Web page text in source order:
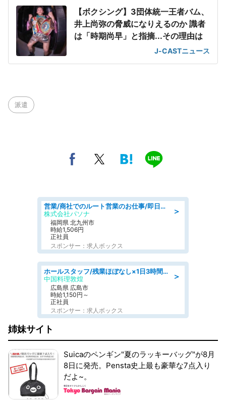
【ボクシング】3団体統一王者バム、
井上尚弥の脅威になりえるのか 識者
は「時期尚早」と指摘...その理由は
J-CASTニュース
派遣
＞
営業/商社でのルート営業のお仕事/即日勤務可/車通勤可/営業
株式会社パソナ
福岡県 北九州市
時給1,506円
正社員
スポンサー：求人ボックス
＞
ホールスタッフ/残業ほぼなし×1日3時間〜勤務OK!フォロー体制も充実/広島県/広島市南区
中国料理敦煌
広島県 広島市
時給1,150円～
正社員
スポンサー：求人ボックス
姉妹サイト
Suicaのペンギン"夏のラッキーバッグ"が8月
8日に発売。Pensta史上最も豪華な7点入り
だよ~。